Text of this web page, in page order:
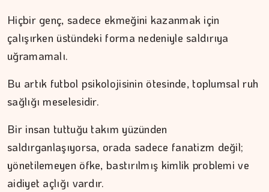
Hiçbir genç, sadece ekmeğini kazanmak için
çalışırken üstündeki forma nedeniyle saldırıya
uğramamalı.
Bu artık futbol psikolojisinin ötesinde, toplumsal ruh
sağlığı meselesidir.
Bir insan tuttuğu takım yüzünden
saldırganlaşıyorsa, orada sadece fanatizm değil;
yönetilemeyen öfke, bastırılmış kimlik problemi ve
aidiyet açlığı vardır.
İPEK KOCAMAN
Kitap kafenin rafları arasında…